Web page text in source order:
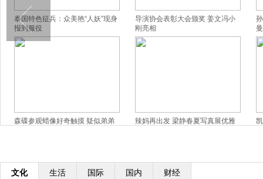
泰国特色征兵：众美艳“人妖”现身
报到服役
导演协会表彰大会颁奖 姜文冯小
刚亮相
森碟参观蜡像好奇触摸 疑似弟弟
辣妈再出发 梁静春夏写真展优雅
文化 生活 国际 国内 财经